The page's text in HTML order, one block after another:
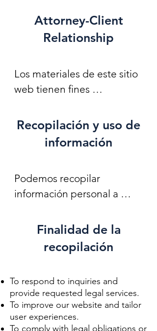
Attorney-Client
Relationship
Los materiales de este sitio
web tienen fines
no deben interpretarse
como asesoramiento legal
ni como opinión legal. El
con nosotros a través de
este sitio web no establece
cliente.
La relación abogado-cliente
que se haya firmado un
acuerdo de contratación
formal.
Recopilación y uso de
información
Podemos recopilar
información personal a
métodos:
Entrada directa: información
formularios, correos
electrónicos, chats u otras
consultas.
Finalidad de la
recopilación
To respond to inquiries and
provide requested legal services.
To improve our website and tailor
user experiences.​
To comply with legal obligations or